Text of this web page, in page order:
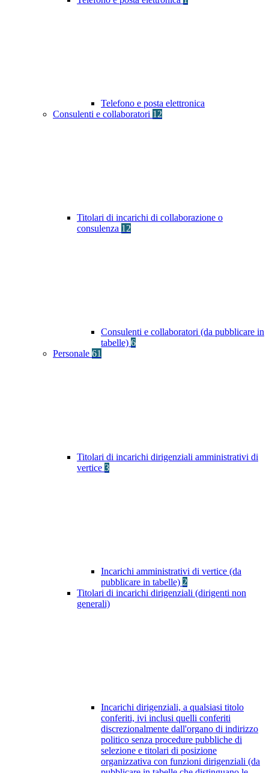
Telefono e posta elettronica
Consulenti e collaboratori 12
Titolari di incarichi di collaborazione o
consulenza 12
Consulenti e collaboratori (da pubblicare in
tabelle) 6
Personale 61
Titolari di incarichi dirigenziali amministrativi di
vertice 3
Incarichi amministrativi di vertice (da
pubblicare in tabelle) 2
Titolari di incarichi dirigenziali (dirigenti non
generali)
Incarichi dirigenziali, a qualsiasi titolo
conferiti, ivi inclusi quelli conferiti
discrezionalmente dall'organo di indirizzo
politico senza procedure pubbliche di
selezione e titolari di posizione
organizzativa con funzioni dirigenziali (da